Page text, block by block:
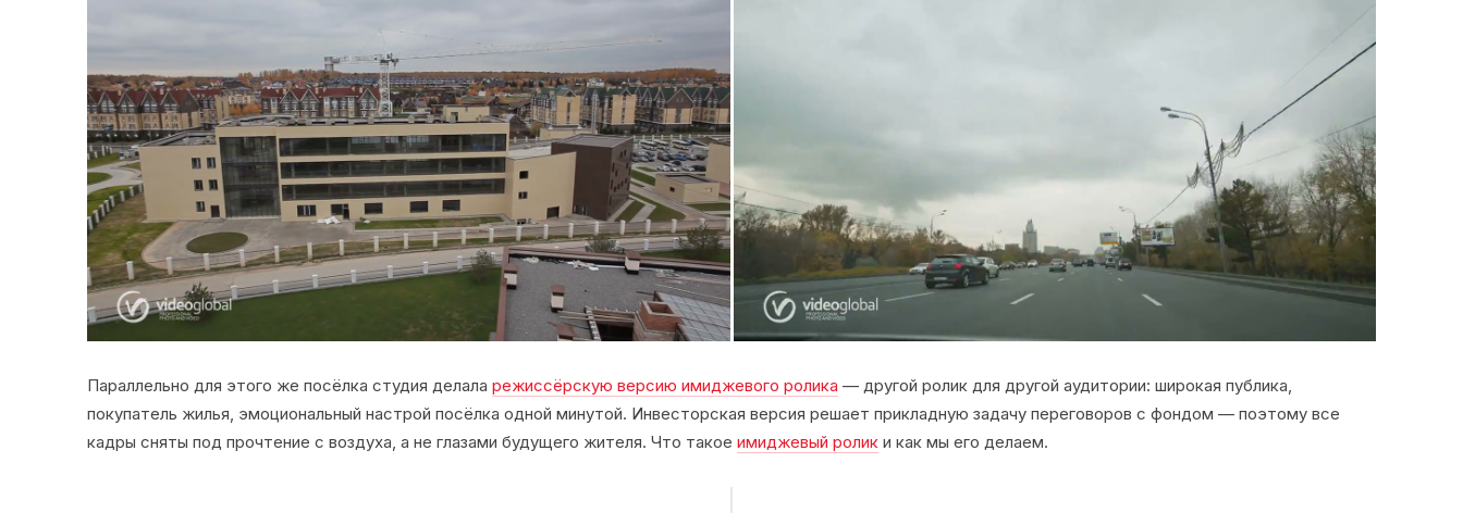
Параллельно для этого же посёлка студия делала режиссёрскую версию имиджевого ролика — другой ролик для другой аудитории: широкая публика,
покупатель жилья, эмоциональный настрой посёлка одной минутой. Инвесторская версия решает прикладную задачу переговоров с фондом — поэтому все
кадры сняты под прочтение с воздуха, а не глазами будущего жителя. Что такое имиджевый ролик и как мы его делаем.